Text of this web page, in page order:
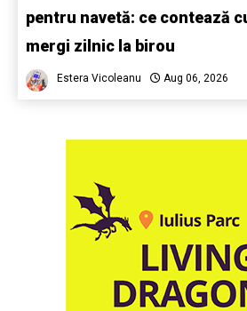
pentru navetă: ce contează
mergi zilnic la birou
Estera Vicoleanu Aug 06, 2026